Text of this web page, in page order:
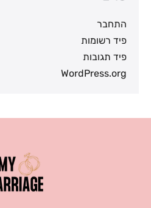
התחבר
פיד רשומות
פיד תגובות
WordPress.org